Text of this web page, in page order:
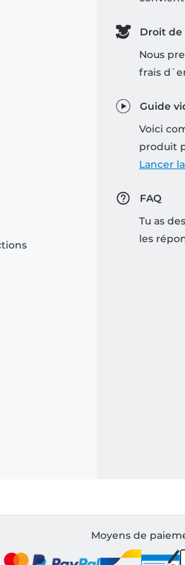
Droit
Nous
frais
Guide
Voici
produit
Lancer
FAQ
Tu as
les
Moyens de